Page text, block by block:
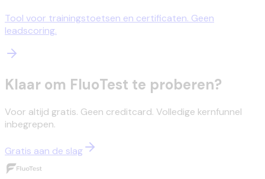
Tool voor trainingstoetsen en certificaten. Geen
leadscoring.
Klaar om FluoTest te proberen?
Voor altijd gratis. Geen creditcard. Volledige kernfunnel
inbegrepen.
Gratis aan de slag